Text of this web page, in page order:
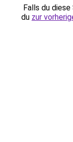
Falls du
du zur